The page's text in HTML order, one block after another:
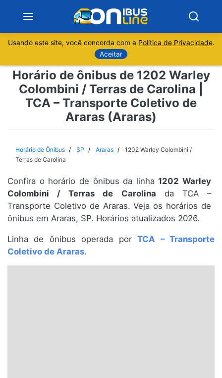
Sobre
Minas Gerais
Rio de Janeiro
Espírito Santo
Paraná
Rio Grande do Sul
Usando este site, você concorda com a Política de Privacidade.
Aceitar
Horário de ônibus de 1202 Warley
Colombini / Terras de Carolina |
TCA – Transporte Coletivo de
Araras (Araras)
Horário de Ônibus SP Araras
1202 Warley Colombini /
Terras de Carolina
Confira o horário de ônibus da linha1202 Warley
Colombini / Terras de Carolina da TCA –
Transporte Coletivo de Araras. Veja os horários de
ônibus em Araras, SP. Horários atualizados 2026.
Linha de ônibus operada porTCA – Transporte
Coletivo de Araras.